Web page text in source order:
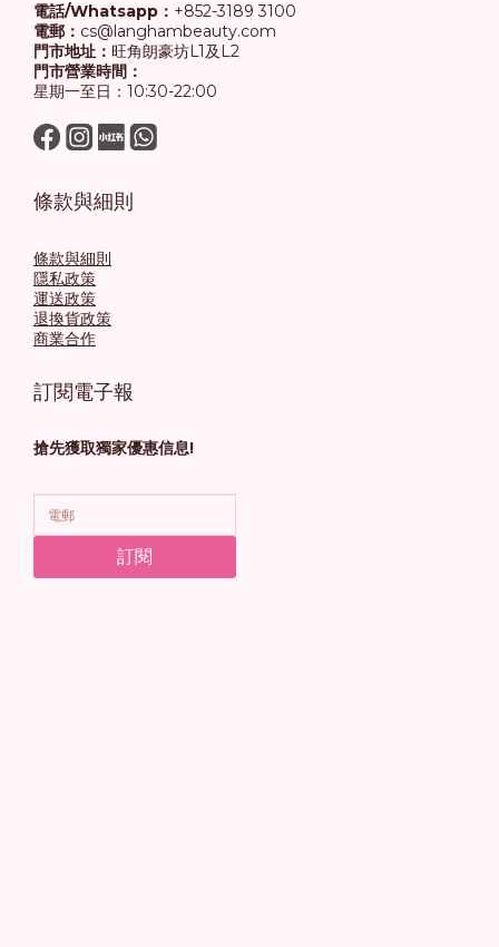
電話/Whatsapp： +852-3189 3100
電郵： cs@langhambeauty.com
門市地址： 旺角朗豪坊L1及L2
門市營業時間：
星期一至日：10:30-22:00
條款與細則
條款與細則
隱私政策
運送政策
退換貨政策
商業合作
訂閱電子報
搶先獲取獨家優惠信息!
訂閱